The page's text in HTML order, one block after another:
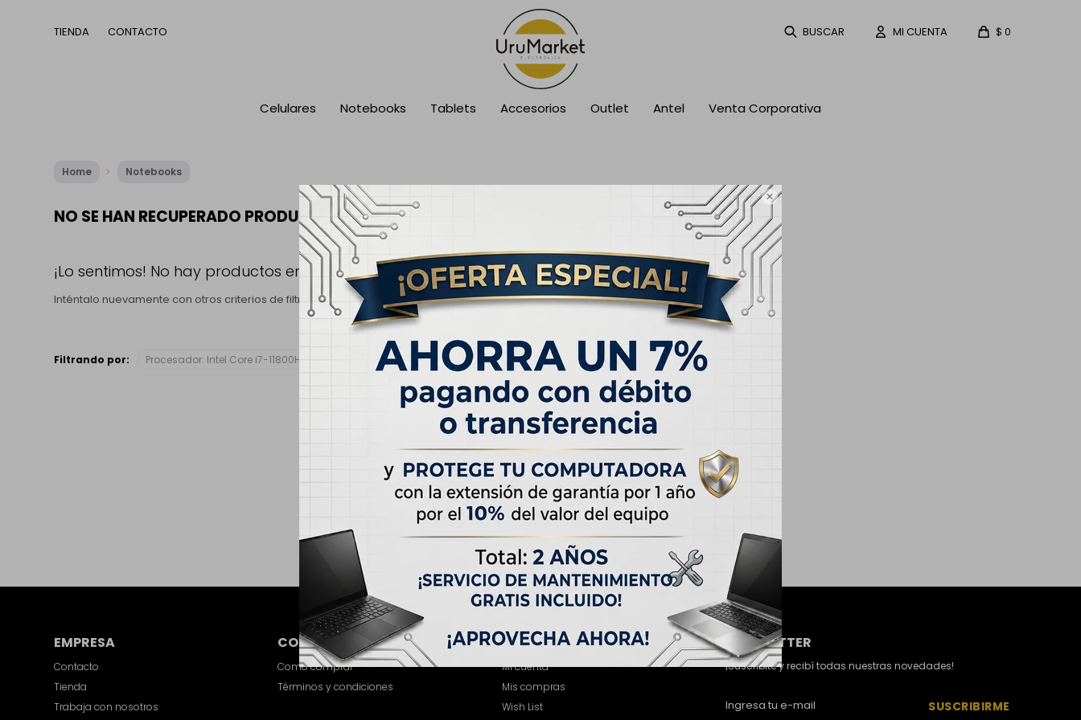

Celulares Notebooks Tablets Accesorios Outlet Antel Venta Corporativa
$ 0
TIENDA CONTACTO
Home Notebooks
NO SE HAN RECUPERADO PRODUCTOS
¡Lo sentimos! No hay productos en esta sección.
Inténtalo nuevamente con otros criterios de filtrado o busca en otras secciones de nuestro catálogo.
Filtrando por: Procesador: Intel Core i7-11800H
EMPRESA
Contacto
Tienda
Trabaja con nosotros
COMPRA
Como comprar
Términos y condiciones
MI CUENTA
Mi cuenta
Mis compras
Wish List
NEWSLETTER
¡Suscribite y recibí todas nuestras novedades!
SUSCRIBIRME